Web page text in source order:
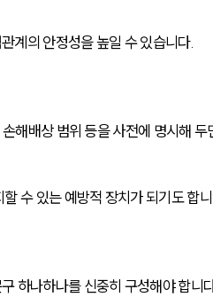
계의 안정성을 높일 수 있습니다.
해배상 범위 등을 사전에 명시해
수 있는 예방적 장치가 되기도 합니
하나하나를 신중히 구성해야 합니